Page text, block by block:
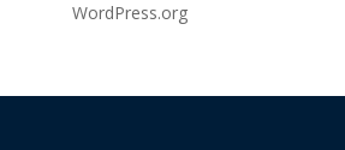
WordPress.org